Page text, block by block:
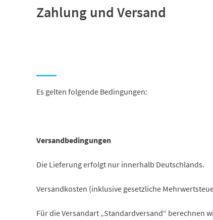
Zahlung und Versand
Es gelten folgende Bedingungen:
Versandbedingungen
Die Lieferung erfolgt nur innerhalb Deutschlands.
Versandkosten (inklusive gesetzliche
Für die Versandart „Standardversand“ berechnen